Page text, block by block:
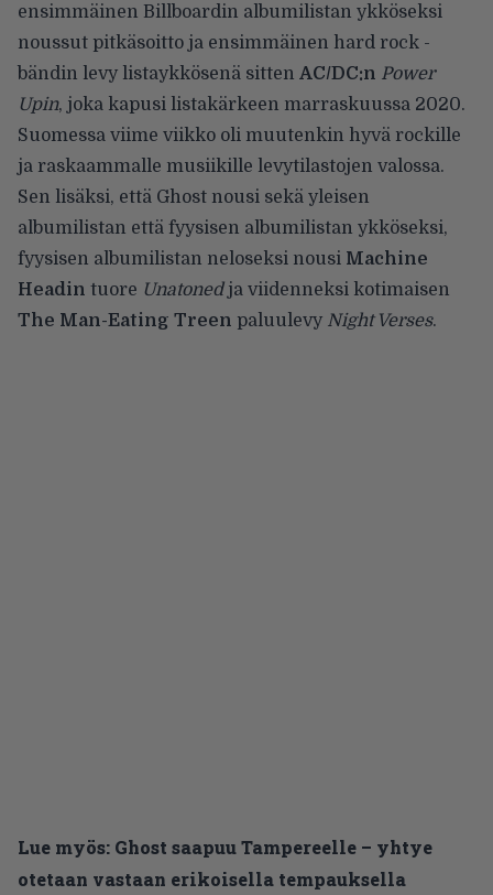
ensimmäinen Billboardin albumilistan ykköseksi
noussut pitkäsoitto ja ensimmäinen hard rock -
bändin levy listaykkösenä sitten AC/DC:n Power
Upin, joka kapusi listakärkeen marraskuussa 2020.
Suomessa viime viikko oli muutenkin hyvä rockille
ja raskaammalle musiikille levytilastojen valossa.
Sen lisäksi, että Ghost nousi sekä yleisen
albumilistan että fyysisen albumilistan ykköseksi,
fyysisen albumilistan neloseksi nousi Machine
Headin tuore Unatoned ja viidenneksi kotimaisen
The Man-Eating Treen paluulevy Night Verses.
Lue myös: Ghost saapuu Tampereelle – yhtye
otetaan vastaan erikoisella tempauksella